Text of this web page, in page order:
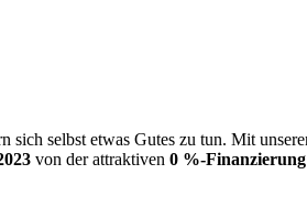
selbst etwas Gutes zu tun. Mit
von der attraktiven 0 %-Finanzierung